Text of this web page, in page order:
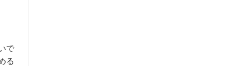
で
る